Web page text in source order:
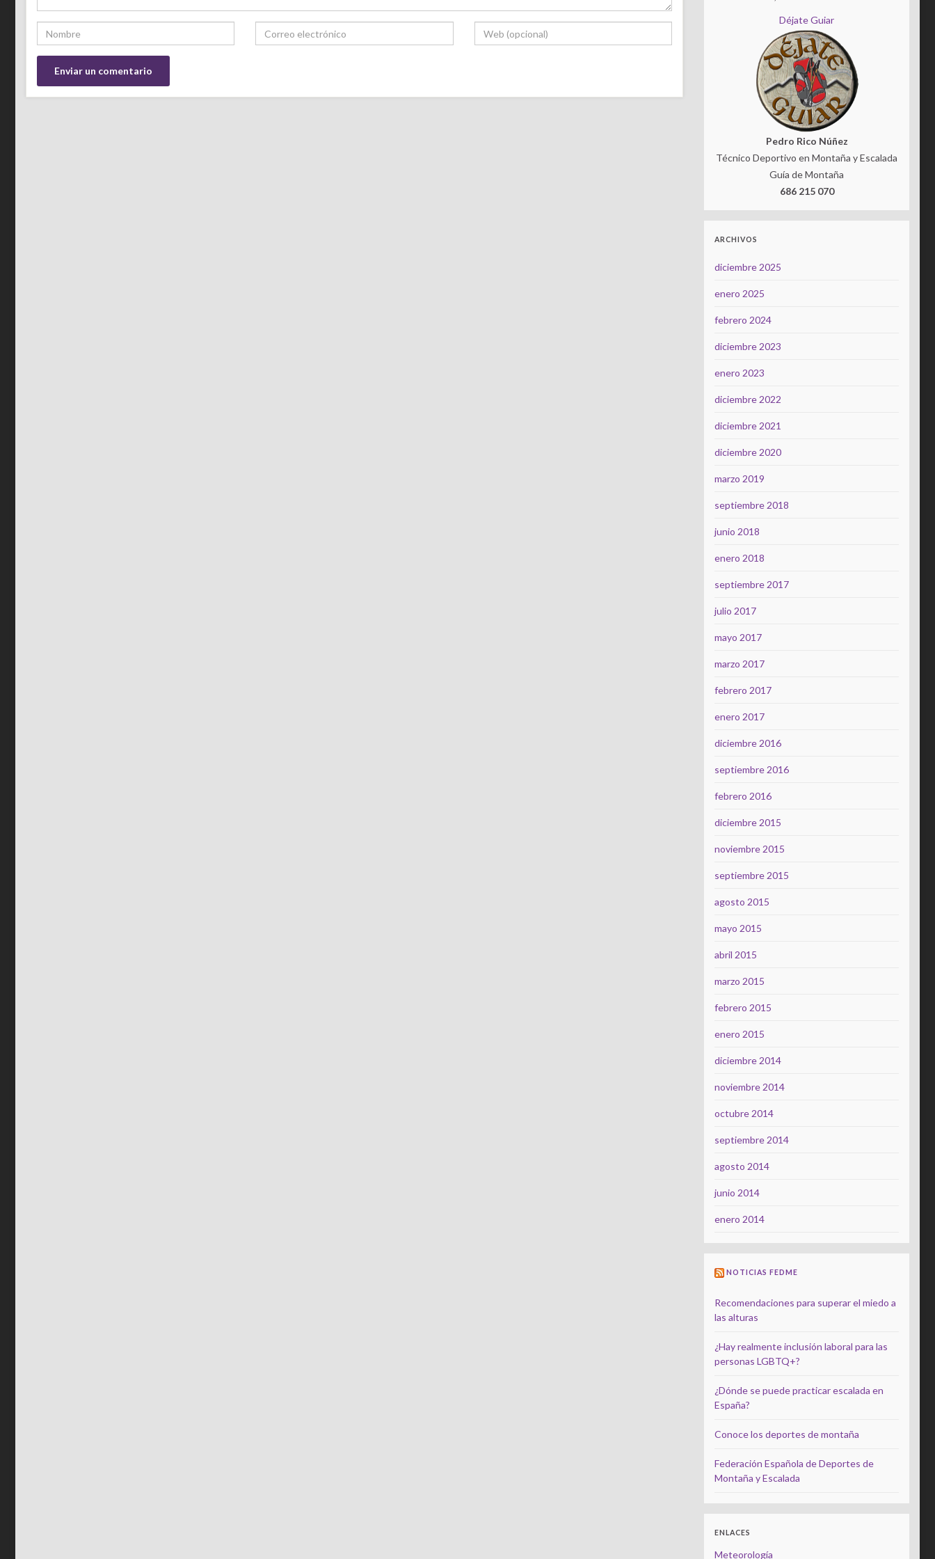
Déjate Guiar
Pedro Rico Núñez
Técnico Deportivo en Montaña y Escalada
Guía de Montaña
686 215 070
ARCHIVOS
diciembre 2025
enero 2025
febrero 2024
diciembre 2023
enero 2023
diciembre 2022
diciembre 2021
diciembre 2020
marzo 2019
septiembre 2018
junio 2018
enero 2018
septiembre 2017
julio 2017
mayo 2017
marzo 2017
febrero 2017
enero 2017
diciembre 2016
septiembre 2016
febrero 2016
diciembre 2015
noviembre 2015
septiembre 2015
agosto 2015
mayo 2015
abril 2015
marzo 2015
febrero 2015
enero 2015
diciembre 2014
noviembre 2014
octubre 2014
septiembre 2014
agosto 2014
junio 2014
enero 2014
NOTICIAS FEDME
Recomendaciones para superar el miedo a
las alturas
¿Hay realmente inclusión laboral para las
personas LGBTQ+?
¿Dónde se puede practicar escalada en
España?
Conoce los deportes de montaña
Federación Española de Deportes de
Montaña y Escalada
ENLACES
Meteorología